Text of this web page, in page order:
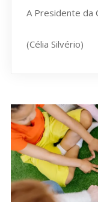
A Presidente da
(Célia Silvério)